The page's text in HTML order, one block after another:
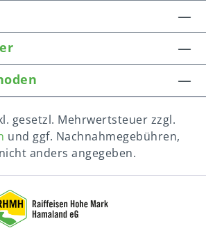
gesetzl. Mehrwertsteuer zzgl.
und ggf. Nachnahmegebühren,
anders angegeben.